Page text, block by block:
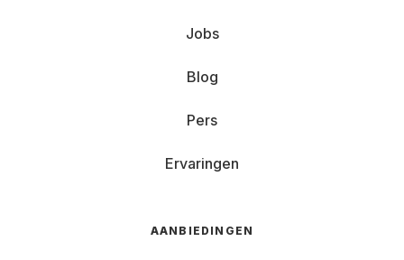
Jobs
Blog
Pers
Ervaringen
AANBIEDINGEN